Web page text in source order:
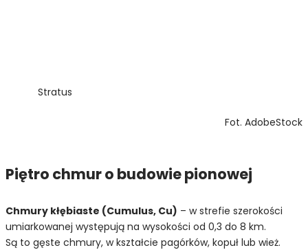
Stratus
Fot. AdobeStock
Piętro chmur o budowie pionowej
Chmury kłębiaste (Cumulus, Cu) – w strefie szerokości
umiarkowanej występują na wysokości od 0,3 do 8 km.
Są to gęste chmury, w kształcie pagórków, kopuł lub wież.